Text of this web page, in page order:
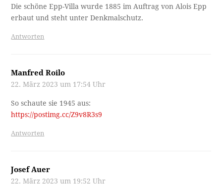
Die schöne Epp-Villa wurde 1885 im Auftrag von Alois Epp
erbaut und steht unter Denkmalschutz.
Antworten
Manfred Roilo
22. März 2023 um 17:54 Uhr
So schaute sie 1945 aus:
https://postimg.cc/Z9v8R3s9
Antworten
Josef Auer
22. März 2023 um 19:52 Uhr